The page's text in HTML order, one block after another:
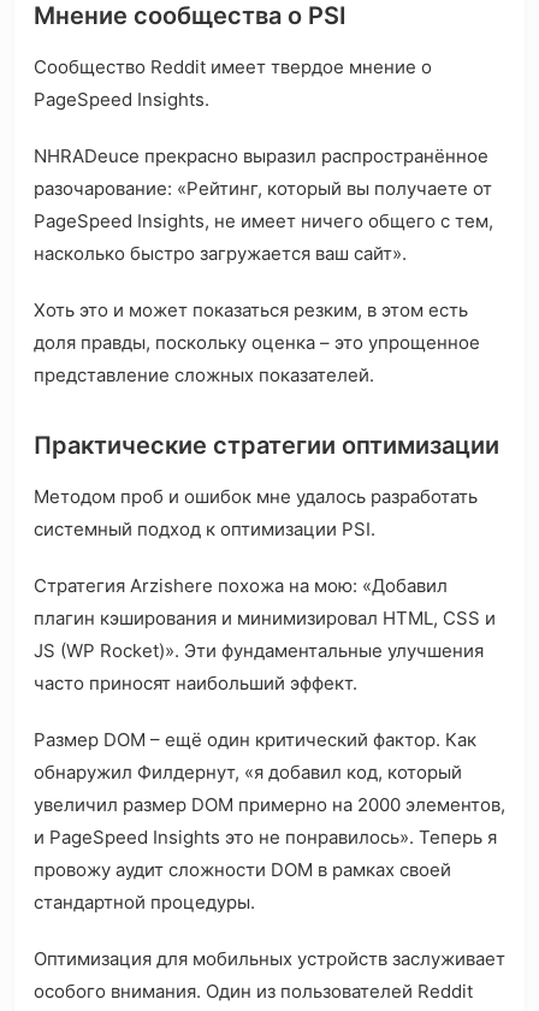
Мнение сообщества о PSI
Сообщество Reddit имеет твердое мнение о
PageSpeed Insights.
NHRADeuce прекрасно выразил распространённое
разочарование: «Рейтинг, который вы получаете от
PageSpeed Insights, не имеет ничего общего с тем,
насколько быстро загружается ваш сайт».
Хоть это и может показаться резким, в этом есть
доля правды, поскольку оценка – это упрощенное
представление сложных показателей.
Практические стратегии оптимизации
Методом проб и ошибок мне удалось разработать
системный подход к оптимизации PSI.
Стратегия Arzishere похожа на мою: «Добавил
плагин кэширования и минимизировал HTML, CSS и
JS (WP Rocket)». Эти фундаментальные улучшения
часто приносят наибольший эффект.
Размер DOM – ещё один критический фактор. Как
обнаружил Филдернут, «я добавил код, который
увеличил размер DOM примерно на 2000 элементов,
и PageSpeed Insights это не понравилось». Теперь я
провожу аудит сложности DOM в рамках своей
стандартной процедуры.
Оптимизация для мобильных устройств заслуживает
особого внимания. Один из пользователей Reddit